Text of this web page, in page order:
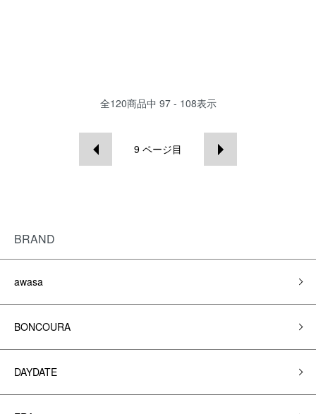
全120商品中 97 - 108表示
9 ページ目
BRAND
awasa
BONCOURA
DAYDATE